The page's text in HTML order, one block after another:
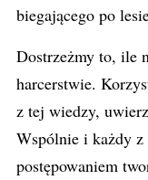
biegającego po
Dostrzeżmy to, ile
harcerstwie.
z tej wiedzy,
Wspólnie i każdy z
postępowaniem